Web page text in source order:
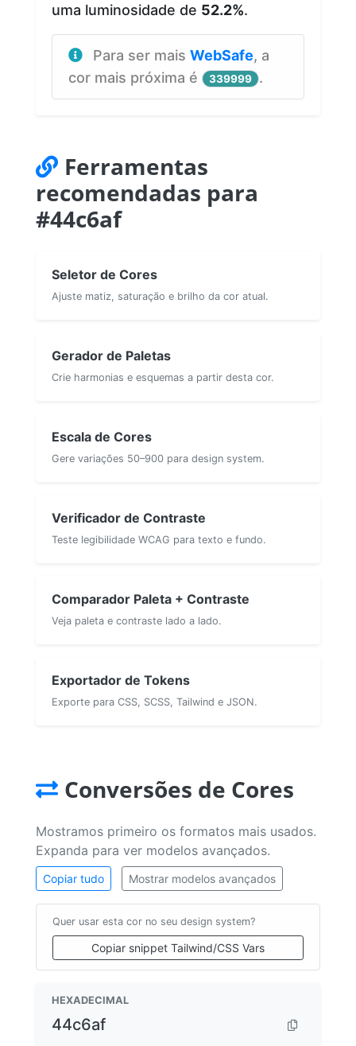
uma luminosidade de 52.2%.
Para ser mais WebSafe, a
cor mais próxima é
339999 .
Ferramentas
recomendadas para
#44c6af
Seletor de Cores
Ajuste matiz, saturação e brilho da cor atual.
Gerador de Paletas
Crie harmonias e esquemas a partir desta cor.
Escala de Cores
Gere variações 50–900 para design system.
Verificador de Contraste
Teste legibilidade WCAG para texto e fundo.
Comparador Paleta + Contraste
Veja paleta e contraste lado a lado.
Exportador de Tokens
Exporte para CSS, SCSS, Tailwind e JSON.
Conversões de Cores
Mostramos primeiro os formatos mais usados.
Expanda para ver modelos avançados.
Copiar tudo Mostrar modelos avançados
Quer usar esta cor no seu design system?
Copiar snippet Tailwind/CSS Vars
HEXADECIMAL
44c6af